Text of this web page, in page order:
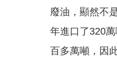
廢油，顯然不
年進口了320
百多萬噸，因